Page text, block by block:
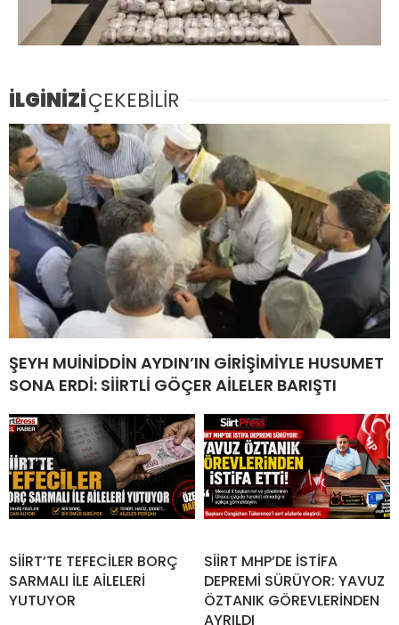
İLGİNİZİÇEKEBİLİR
ŞEYH MUİNİDDİN AYDIN’IN GİRİŞİMİYLE HUSUMET
SONA ERDİ: SİİRTLİ GÖÇER AİLELER BARIŞTI
SİİRT’TE TEFECİLER BORÇ
SARMALI İLE AİLELERİ
YUTUYOR
SİİRT MHP’DE İSTİFA
DEPREMİ SÜRÜYOR: YAVUZ
ÖZTANIK GÖREVLERİNDEN
AYRILDI